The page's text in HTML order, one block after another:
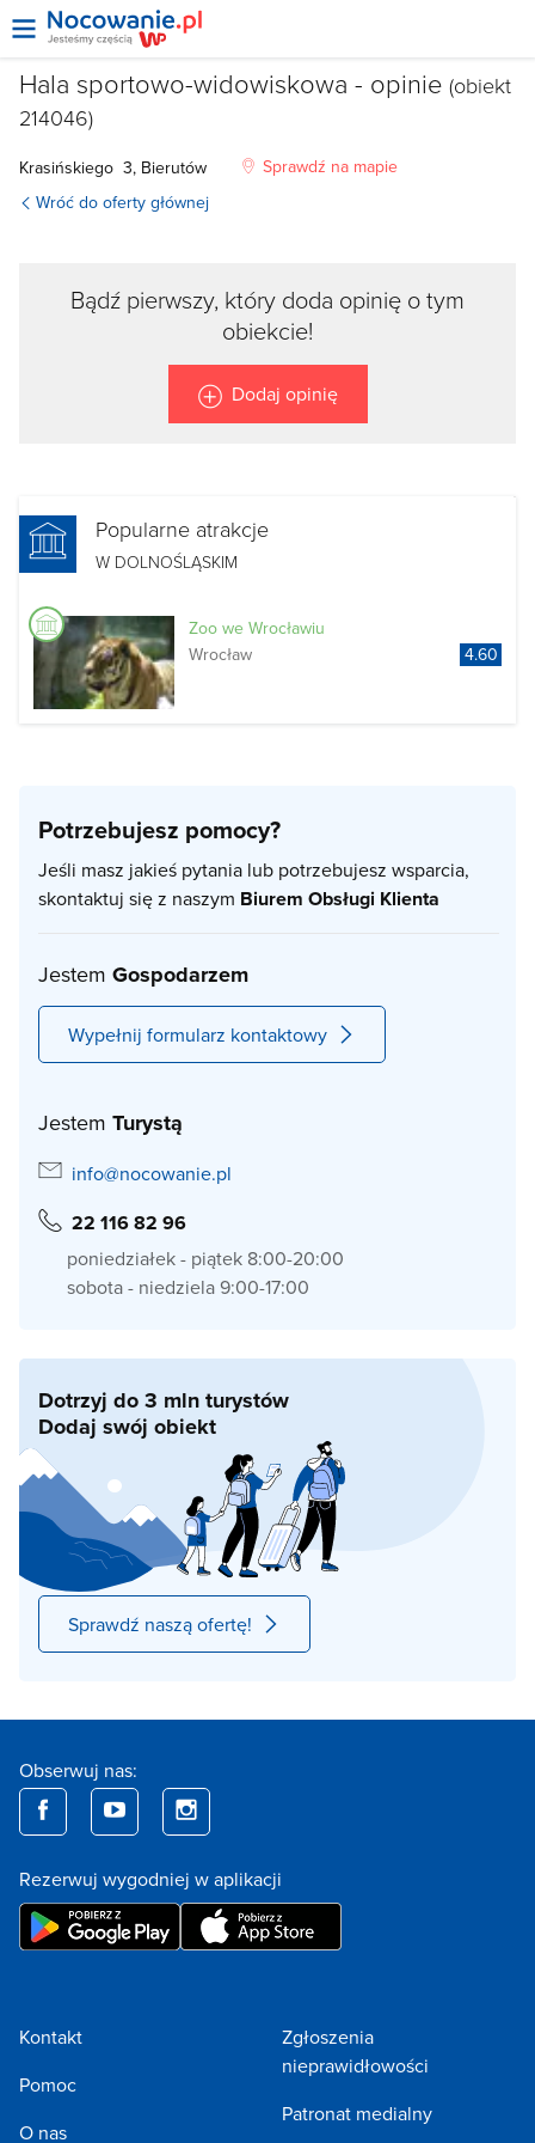
Hala sportowo-widowiskowa - opinie (obiekt
214046)
Krasińskiego 3, Bierutów
Sprawdź na mapie
Wróć do oferty głównej
Bądź pierwszy, który doda opinię o tym
obiekcie!
Dodaj opinię
Popularne atrakcje
W DOLNOŚLĄSKIM
Zoo we Wrocławiu
Wrocław
4.60
Potrzebujesz pomocy?
Jeśli masz jakieś pytania lub potrzebujesz wsparcia,
skontaktuj się z naszym Biurem Obsługi Klienta
Jestem Gospodarzem
Wypełnij formularz kontaktowy
Jestem Turystą
info@nocowanie.pl
22 116 82 96
poniedziałek - piątek 8:00-20:00
sobota - niedziela 9:00-17:00
Dotrzyj do 3 mln turystów
Dodaj swój obiekt
Sprawdź naszą ofertę!
Obserwuj nas:
Rezerwuj wygodniej w aplikacji
Kontakt
Pomoc
O nas
Zgłoszenia
nieprawidłowości
Patronat medialny